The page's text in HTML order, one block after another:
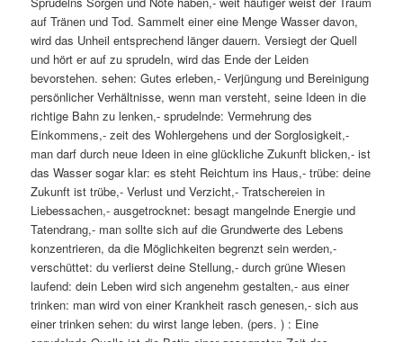
auf Tränen und Tod. Sammelt einer eine Menge Wasser davon,
wird das Unheil entsprechend länger dauern. Versiegt der Quell
und hört er auf zu sprudeln, wird das Ende der Leiden
bevorstehen. sehen: Gutes erleben,- Verjüngung und Bereinigung
persönlicher Verhältnisse, wenn man versteht, seine Ideen in die
richtige Bahn zu lenken,- sprudelnde: Vermehrung des
Einkommens,- zeit des Wohlergehens und der Sorglosigkeit,-
man darf durch neue Ideen in eine glückliche Zukunft blicken,- ist
das Wasser sogar klar: es steht Reichtum ins Haus,- trübe: deine
Zukunft ist trübe,- Verlust und Verzicht,- Tratschereien in
Liebessachen,- ausgetrocknet: besagt mangelnde Energie und
Tatendrang,- man sollte sich auf die Grundwerte des Lebens
konzentrieren, da die Möglichkeiten begrenzt sein werden,-
verschüttet: du verlierst deine Stellung,- durch grüne Wiesen
laufend: dein Leben wird sich angenehm gestalten,- aus einer
trinken: man wird von einer Krankheit rasch genesen,- sich aus
einer trinken sehen: du wirst lange leben. (pers. ) : Eine